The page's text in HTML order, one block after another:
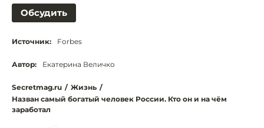
Обсудить
Источник: Forbes
Автор: Екатерина Величко
Secretmag.ru / Жизнь /
Назван самый богатый человек России. Кто он и на чём
заработал